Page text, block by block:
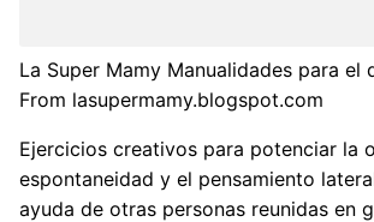
La Super Mamy Manualidades para el
From lasupermamy.blogspot.com
Ejercicios creativos para potenciar la
espontaneidad y el pensamiento
ayuda de otras personas reunidas en